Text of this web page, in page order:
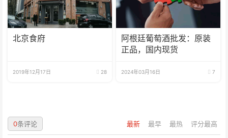
北京食府
2019年12月17日 28
阿根廷葡萄酒批发：原装
正品，国内现货
2024年03月16日 7
最新 最早 最热 评分最高
0条评论